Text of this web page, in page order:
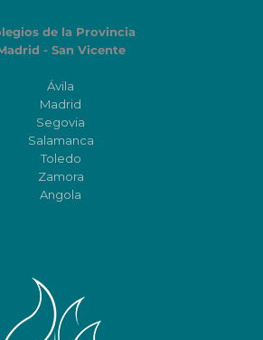
de la Provincia
- San Vicente
Ávila
Madrid
Segovia
Salamanca
Toledo
Zamora
Angola